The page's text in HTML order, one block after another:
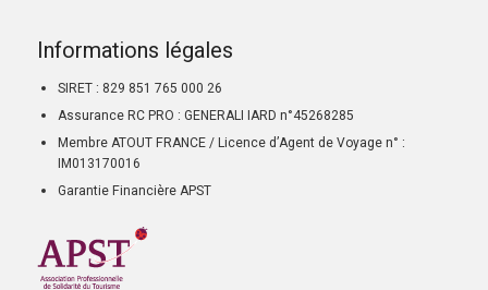
Informations légales
SIRET : 829 851 765 000 26
Assurance RC PRO : GENERALI IARD n°45268285
Membre ATOUT FRANCE / Licence d’Agent de Voyage n° :
IM013170016
Garantie Financière APST